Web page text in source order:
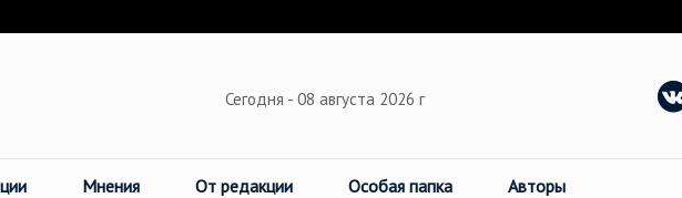
Сегодня - 08 августа 2026 г
Мнения От редакции Особая папка Авторы